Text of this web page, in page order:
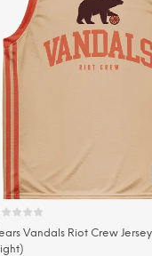
Vandals Riot Crew Jersey